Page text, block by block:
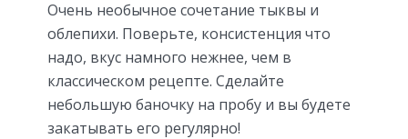
Очень необычное сочетание тыквы и
облепихи. Поверьте, консистенция что
надо, вкус намного нежнее, чем в
классическом рецепте. Сделайте
небольшую баночку на пробу и вы будете
закатывать его регулярно!